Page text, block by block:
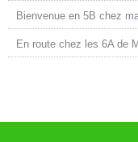
Bienvenue en 5B chez
En route chez les 6A de